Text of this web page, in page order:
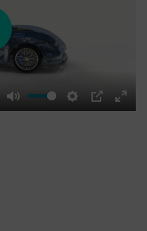
Mute Settings
PIP
Enter